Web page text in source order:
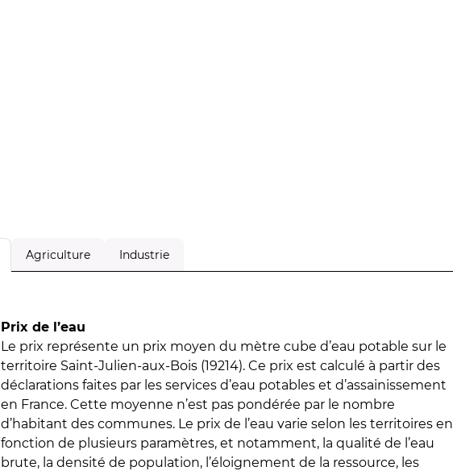
Agriculture Industrie
Prix de l’eau
Le prix représente un prix moyen du mètre cube d’eau potable sur le
territoire Saint-Julien-aux-Bois (19214). Ce prix est calculé à partir des
déclarations faites par les services d’eau potables et d’assainissement
en France. Cette moyenne n’est pas pondérée par le nombre
d’habitant des communes. Le prix de l’eau varie selon les territoires en
fonction de plusieurs paramètres, et notamment, la qualité de l’eau
brute, la densité de population, l’éloignement de la ressource, les